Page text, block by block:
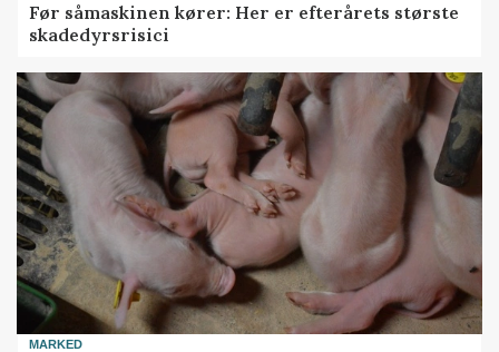
Før såmaskinen kører: Her er efterårets største
skadedyrsrisici
MARKED